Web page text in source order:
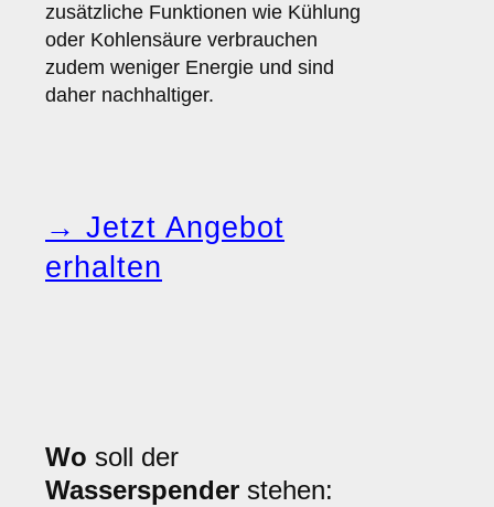
zusätzliche Funktionen wie Kühlung
oder Kohlensäure verbrauchen
zudem weniger Energie und sind
daher nachhaltiger.
→ Jetzt Angebot
erhalten
Wo soll der
Wasserspender stehen: